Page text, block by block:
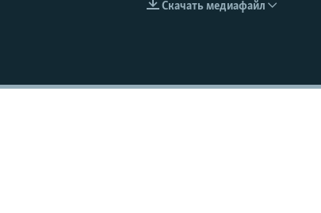
EMBED
Скачать медиафайл